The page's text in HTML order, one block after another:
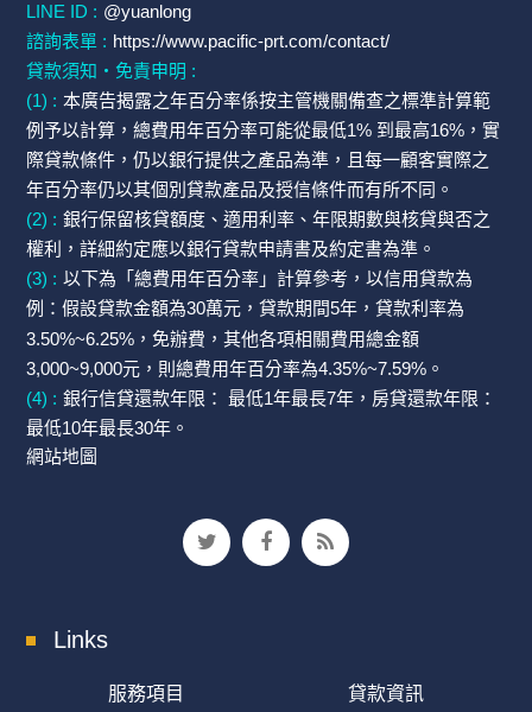
LINE ID : @yuanlong
諮詢表單 : https://www.pacific-prt.com/contact/
貸款須知・免責申明 :
(1) : 本廣告揭露之年百分率係按主管機關備查之標準計算範
例予以計算，總費用年百分率可能從最低1% 到最高16%，實
際貸款條件，仍以銀行提供之產品為準，且每一顧客實際之
年百分率仍以其個別貸款產品及授信條件而有所不同。
(2) : 銀行保留核貸額度、適用利率、年限期數與核貸與否之
權利，詳細約定應以銀行貸款申請書及約定書為準。
(3) : 以下為「總費用年百分率」計算參考，以信用貸款為
例：假設貸款金額為30萬元，貸款期間5年，貸款利率為
3.50%~6.25%，免辦費，其他各項相關費用總金額
3,000~9,000元，則總費用年百分率為4.35%~7.59%。
(4) : 銀行信貸還款年限： 最低1年最長7年，房貸還款年限：
最低10年最長30年。
網站地圖
Links
服務項目 貸款資訊